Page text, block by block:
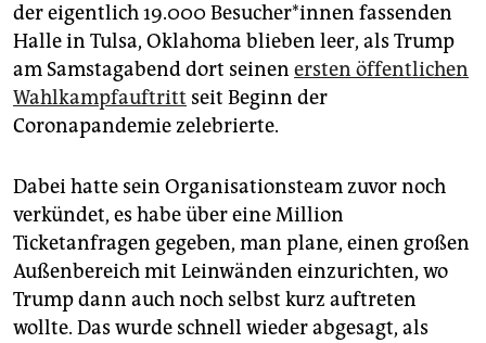
epaper login
der eigentlich 19.000 Besucher*innen fassenden
Halle in Tulsa, Oklahoma blieben leer, als Trump
am Samstagabend dort seinen ersten öffentlichen
Wahlkampfauftritt seit Beginn der
Coronapandemie zelebrierte.
Dabei hatte sein Organisationsteam zuvor noch
verkündet, es habe über eine Million
Ticketanfragen gegeben, man plane, einen großen
Außenbereich mit Leinwänden einzurichten, wo
Trump dann auch noch selbst kurz auftreten
wollte. Das wurde schnell wieder abgesagt, als